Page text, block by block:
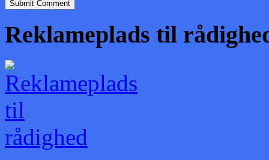
Reklameplads til